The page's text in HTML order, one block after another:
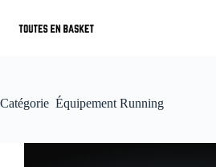
contenu
Catégorie Équipement Running